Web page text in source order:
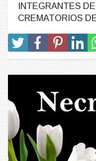
INTEGRANTES
CREMATORIOS